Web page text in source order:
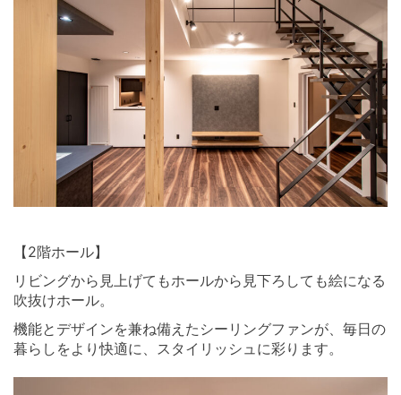
【2階ホール】
リビングから見上げてもホールから見下ろしても絵になる
吹抜けホール。
機能とデザインを兼ね備えたシーリングファンが、毎日の
暮らしをより快適に、スタイリッシュに彩ります。